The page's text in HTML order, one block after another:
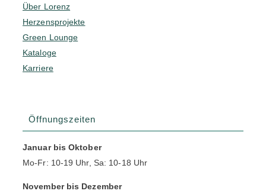
Über Lorenz
Herzensprojekte
Green Lounge
Kataloge
Karriere
Öffnungszeiten
Januar bis Oktober
Mo-Fr: 10-19 Uhr, Sa: 10-18 Uhr
November bis Dezember